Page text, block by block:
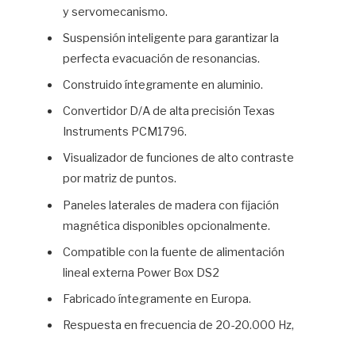
y servomecanismo.
Suspensión inteligente para garantizar la
perfecta evacuación de resonancias.
Construido íntegramente en aluminio.
Convertidor D/A de alta precisión Texas
Instruments PCM1796.
Visualizador de funciones de alto contraste
por matriz de puntos.
Paneles laterales de madera con fijación
magnética disponibles opcionalmente.
Compatible con la fuente de alimentación
lineal externa Power Box DS2
Fabricado íntegramente en Europa.
Respuesta en frecuencia de 20-20.000 Hz,